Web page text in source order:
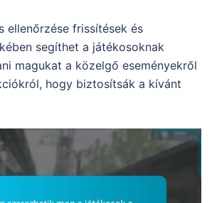
ellenőrzése frissítések és
segíthet a játékosoknak
magukat a közelgő eseményekről
hogy biztosítsák a kívánt